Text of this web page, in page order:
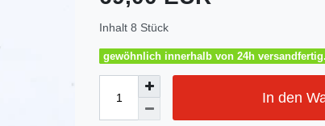
Inhalt 8 Stück
gewöhnlich innerhalb von 24h versandfertig.
In den